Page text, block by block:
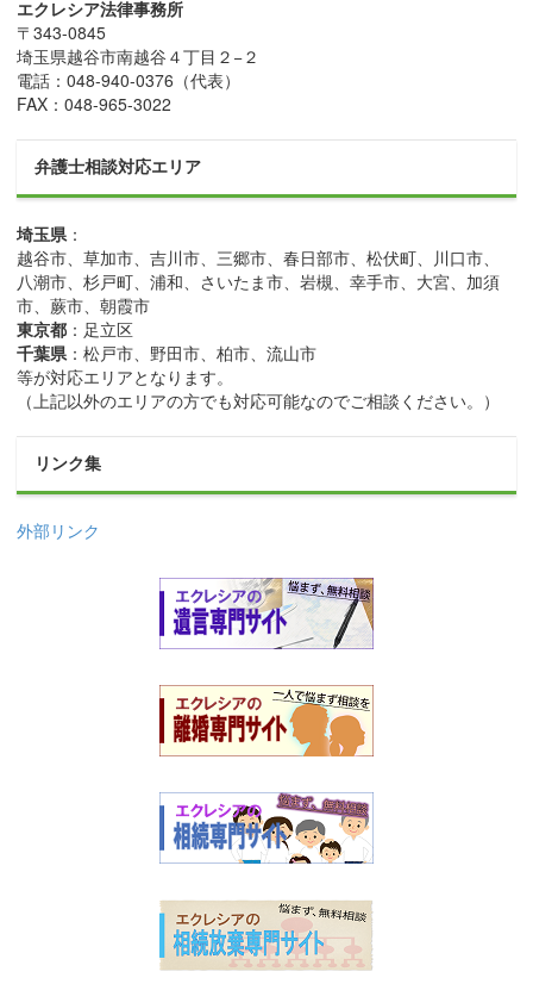
エクレシア法律事務所
〒343-0845
埼玉県越谷市南越谷４丁目２−２
電話：048-940-0376 （代表）
FAX：048-965-3022
弁護士相談対応エリア
埼玉県：
越谷市、草加市、吉川市、三郷市、春日部市、松伏町、川口市、
八潮市、杉戸町、浦和、さいたま市、岩槻、幸手市、大宮、加須
市、蕨市、朝霞市
東京都 ：足立区
千葉県：松戸市、野田市、柏市、流山市
等が対応エリアとなります。
（上記以外のエリアの方でも対応可能なのでご相談ください。）
リンク集
外部リンク